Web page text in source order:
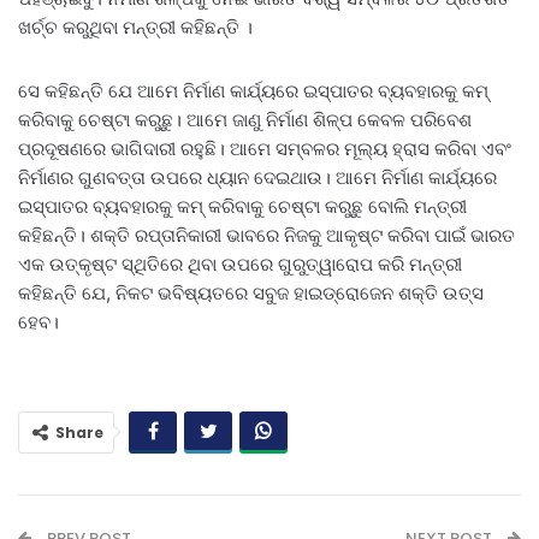
ଖର୍ଚ୍ଚ କରୁଥିବା ମନ୍ତ୍ରୀ କହିଛନ୍ତି ।
ସେ କହିଛନ୍ତି ଯେ ଆମେ ନିର୍ମାଣ କାର୍ଯ୍ୟରେ ଇସ୍ପାତର ବ୍ୟବହାରକୁ କମ୍
କରିବାକୁ ଚେଷ୍ଟା କରୁଛୁ। ଆମେ ଜାଣୁ ନିର୍ମାଣ ଶିଳ୍ପ କେବଳ ପରିବେଶ
ପ୍ରଦୂଷଣରେ ଭାଗିଦାରୀ ରହୁଛି। ଆମେ ସମ୍ବଳର ମୂଲ୍ୟ ହ୍ରାସ କରିବା ଏବଂ
ନିର୍ମାଣର ଗୁଣବତ୍ତା ଉପରେ ଧ୍ୟାନ ଦେଇଥାଉ। ଆମେ ନିର୍ମାଣ କାର୍ଯ୍ୟରେ
ଇସ୍ପାତର ବ୍ୟବହାରକୁ କମ୍ କରିବାକୁ ଚେଷ୍ଟା କରୁଛୁ ବୋଲି ମନ୍ତ୍ରୀ
କହିଛନ୍ତି। ଶକ୍ତି ରପ୍ତାନିକାରୀ ଭାବରେ ନିଜକୁ ଆକୃଷ୍ଟ କରିବା ପାଇଁ ଭାରତ
ଏକ ଉତ୍କୃଷ୍ଟ ସ୍ଥିତିରେ ଥିବା ଉପରେ ଗୁରୁତ୍ୱାରୋପ କରି ମନ୍ତ୍ରୀ
କହିଛନ୍ତି ଯେ, ନିକଟ ଭବିଷ୍ୟତରେ ସବୁଜ ହାଇଡ୍ରୋଜେନ ଶକ୍ତି ଉତ୍ସ
ହେବ।
Share